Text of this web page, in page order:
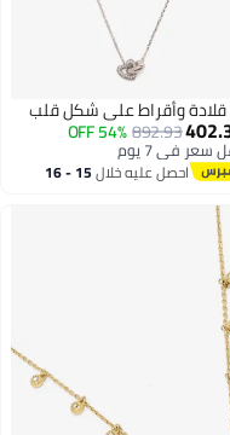
وأقراط على شكل قلب
892.93
54% OFF
سعر في 7 يوم
سعر في 7 يوماحصل عليه خلال 15 - 16